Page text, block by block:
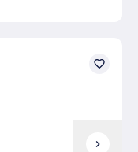
chevron_right
favorite_border